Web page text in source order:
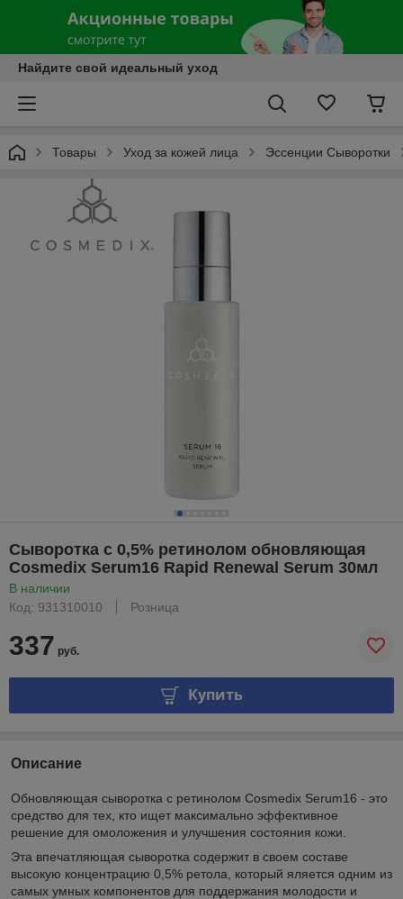
Найдите свой идеальный уход
Товары Уход за кожей лица Эссенции Сыворотки
Сыворотка с 0,5% ретинолом обновляющая
Cosmedix Serum16 Rapid Renewal Serum 30мл
В наличии
Код: 931310010
Розница
337 руб.
Купить
Описание
Обновляющая сыворотка с ретинолом Cosmedix Serum16 - это
средство для тех, кто ищет максимально эффективное
решение для омоложения и улучшения состояния кожи.
Эта впечатляющая сыворотка содержит в своем составе
высокую концентрацию 0,5% ретола, который яляется одним из
самых умных компонентов для поддержания молодости и